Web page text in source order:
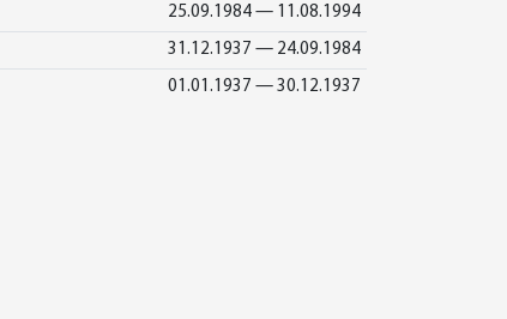
25.09.1984 — 11.08.1994
31.12.1937 — 24.09.1984
01.01.1937 — 30.12.1937